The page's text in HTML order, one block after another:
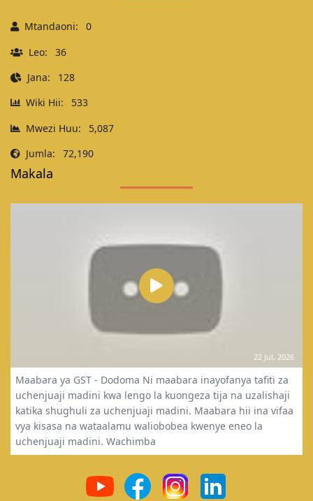
Mtandaoni:
0
Leo:
36
Jana:
128
Wiki Hii:
533
Mwezi Huu:
5,087
Jumla:
72,190
Makala
22 Jul, 2026
Maabara ya GST - Dodoma Ni maabara inayofanya tafiti za
uchenjuaji madini kwa lengo la kuongeza tija na uzalishaji
katika shughuli za uchenjuaji madini. Maabara hii ina vifaa
vya kisasa na wataalamu waliobobea kwenye eneo la
uchenjuaji madini. Wachimba